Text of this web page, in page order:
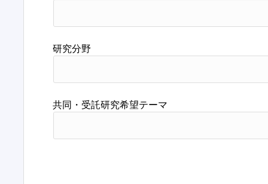
研究分野
共同・受託研究希望テーマ